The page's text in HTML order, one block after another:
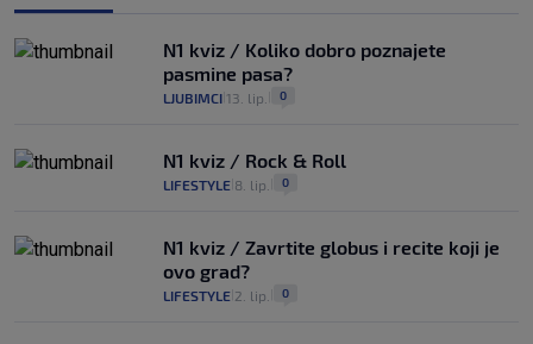
N1 kviz / Koliko dobro poznajete
pasmine pasa?
LJUBIMCI 13. lip. 0
N1 kviz / Rock & Roll
LIFESTYLE 8. lip. 0
N1 kviz / Zavrtite globus i recite koji je
ovo grad?
LIFESTYLE 2. lip. 0